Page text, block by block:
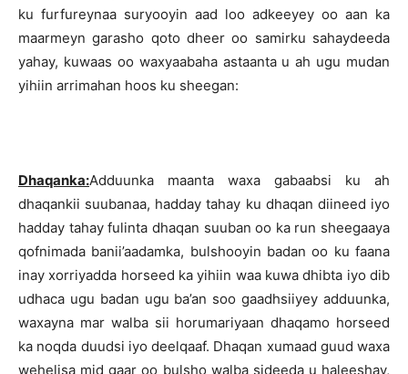
ku furfureynaa suryooyin aad loo adkeeyey oo aan ka
maarmeyn garasho qoto dheer oo samirku sahaydeeda
yahay, kuwaas oo waxyaabaha astaanta u ah ugu mudan
yihiin arrimahan hoos ku sheegan:
Dhaqanka:Adduunka maanta waxa gabaabsi ku ah
dhaqankii suubanaa, hadday tahay ku dhaqan diineed iyo
hadday tahay fulinta dhaqan suuban oo ka run sheegaaya
qofnimada banii’aadamka, bulshooyin badan oo ku faana
inay xorriyadda horseed ka yihiin waa kuwa dhibta iyo dib
udhaca ugu badan ugu ba’an soo gaadhsiiyey adduunka,
waxayna mar walba sii horumariyaan dhaqamo horseed
ka noqda duudsi iyo deelqaaf. Dhaqan xumaad guud waxa
wehelisa mid gaar oo bulsho walba sideeda u haleeshay,